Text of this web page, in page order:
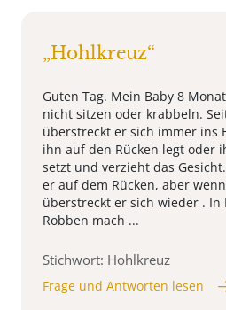
„Hohlkreuz“
Guten Tag. Mein Baby 8
nicht sitzen oder krabbeln.
überstreckt er sich immer ins
ihn auf den Rücken legt oder
setzt und verzieht das
er auf dem Rücken, aber
überstreckt er sich wieder . In
Robben mach ...
Stichwort: Hohlkreuz
Frage und Antworten lesen